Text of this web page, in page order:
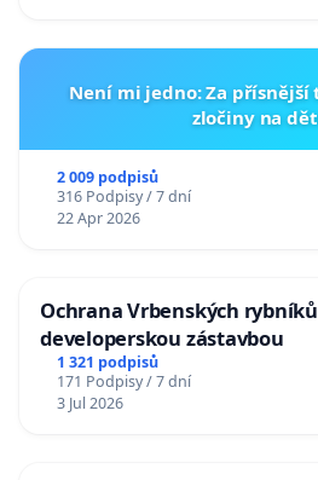
Není mi jedno: Za přísnější
zločiny na
2 009 podpisů
316 Podpisy / 7 dní
22 Apr 2026
Ochrana Vrbenských
developerskou zástavbou
1 321 podpisů
171 Podpisy / 7 dní
3 Jul 2026